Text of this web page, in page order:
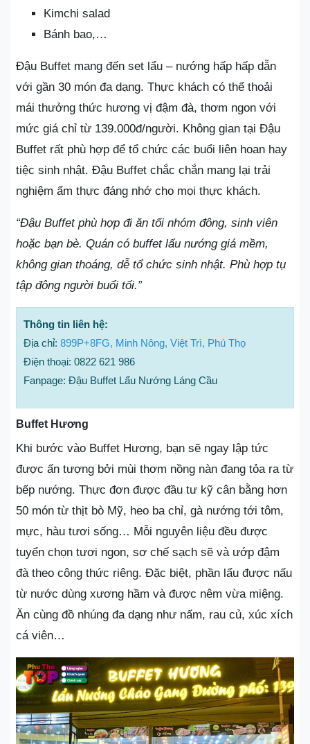
Kimchi salad
Bánh bao,…
Đậu Buffet mang đến set lẩu – nướng hấp hấp dẫn
với gần 30 món đa dạng. Thực khách có thể thoải
mái thưởng thức hương vị đậm đà, thơm ngon với
mức giá chỉ từ 139.000đ/người. Không gian tại Đậu
Buffet rất phù hợp để tổ chức các buổi liên hoan hay
tiệc sinh nhật. Đậu Buffet chắc chắn mang lại trải
nghiệm ẩm thực đáng nhớ cho mọi thực khách.
“Đậu Buffet phù hợp đi ăn tối nhóm đông, sinh viên
hoặc bạn bè. Quán có buffet lẩu nướng giá mềm,
không gian thoáng, dễ tổ chức sinh nhật. Phù hợp tụ
tập đông người buổi tối.”
Thông tin liên hệ:
Địa chỉ: 899P+8FG, Minh Nông, Việt Trì, Phú Thọ
Điện thoại: 0822 621 986
Fanpage: Đậu Buffet Lẩu Nướng Láng Cầu
Buffet Hương
Khi bước vào Buffet Hương, bạn sẽ ngay lập tức
được ấn tượng bởi mùi thơm nồng nàn đang tỏa ra từ
bếp nướng. Thực đơn được đầu tư kỹ cân bằng hơn
50 món từ thịt bò Mỹ, heo ba chỉ, gà nướng tới tôm,
mực, hàu tươi sống… Mỗi nguyên liệu đều được
tuyển chọn tươi ngon, sơ chế sạch sẽ và ướp đậm
đà theo công thức riêng. Đặc biệt, phần lẩu được nấu
từ nước dùng xương hầm và được nêm vừa miệng.
Ăn cùng đồ nhúng đa dạng như nấm, rau củ, xúc xích
cá viên…